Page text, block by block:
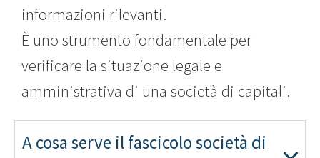
informazioni rilevanti.
È uno strumento fondamentale per
verificare la situazione legale e
amministrativa di una società di capitali.
A cosa serve il fascicolo società di